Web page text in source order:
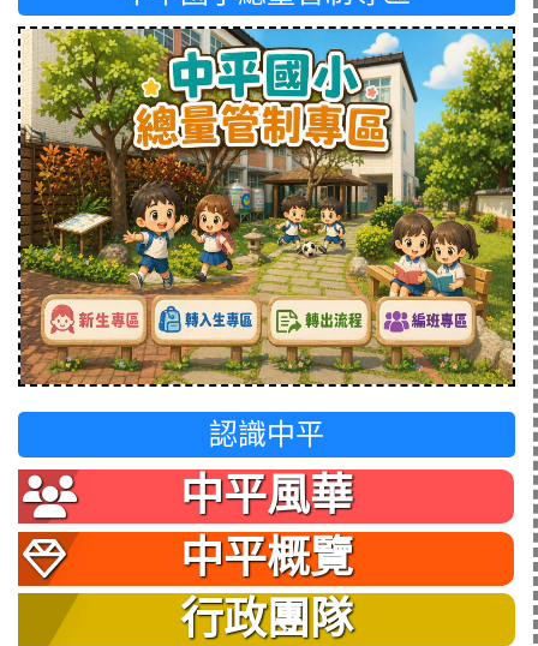
認識中平
中平風華
中平概覽
行政團隊